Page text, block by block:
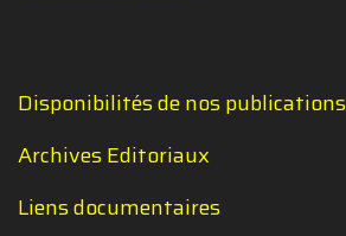
Disponibilités de nos publications
Archives Editoriaux
Liens documentaires